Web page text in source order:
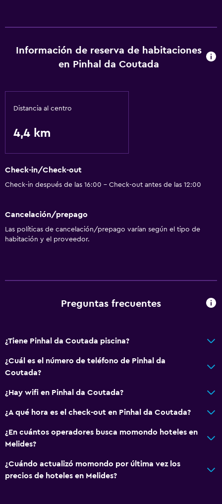
Información de reserva de habitaciones
en Pinhal da Coutada
Distancia al centro
4,4 km
Check-in/Check-out
Check-in después de las 16:00 - Check-out antes de las 12:00
Cancelación/prepago
Las políticas de cancelación/prepago varían según el tipo de
habitación y el proveedor.
Preguntas frecuentes
¿Tiene Pinhal da Coutada piscina?
¿Cuál es el número de teléfono de Pinhal da
Coutada?
¿Hay wifi en Pinhal da Coutada?
¿A qué hora es el check-out en Pinhal da Coutada?
¿En cuántos operadores busca momondo hoteles en
Melides?
¿Cuándo actualizó momondo por última vez los
precios de hoteles en Melides?